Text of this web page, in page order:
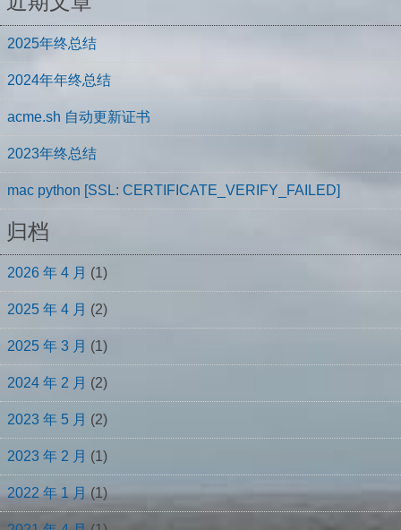
2025年终总结
2024年年终总结
acme.sh 自动更新证书
2023年终总结
mac python [SSL: CERTIFICATE_VERIFY_FAILED]
归档
2026 年 4 月 (1)
2025 年 4 月 (2)
2025 年 3 月 (1)
2024 年 2 月 (2)
2023 年 5 月 (2)
2023 年 2 月 (1)
2022 年 1 月 (1)